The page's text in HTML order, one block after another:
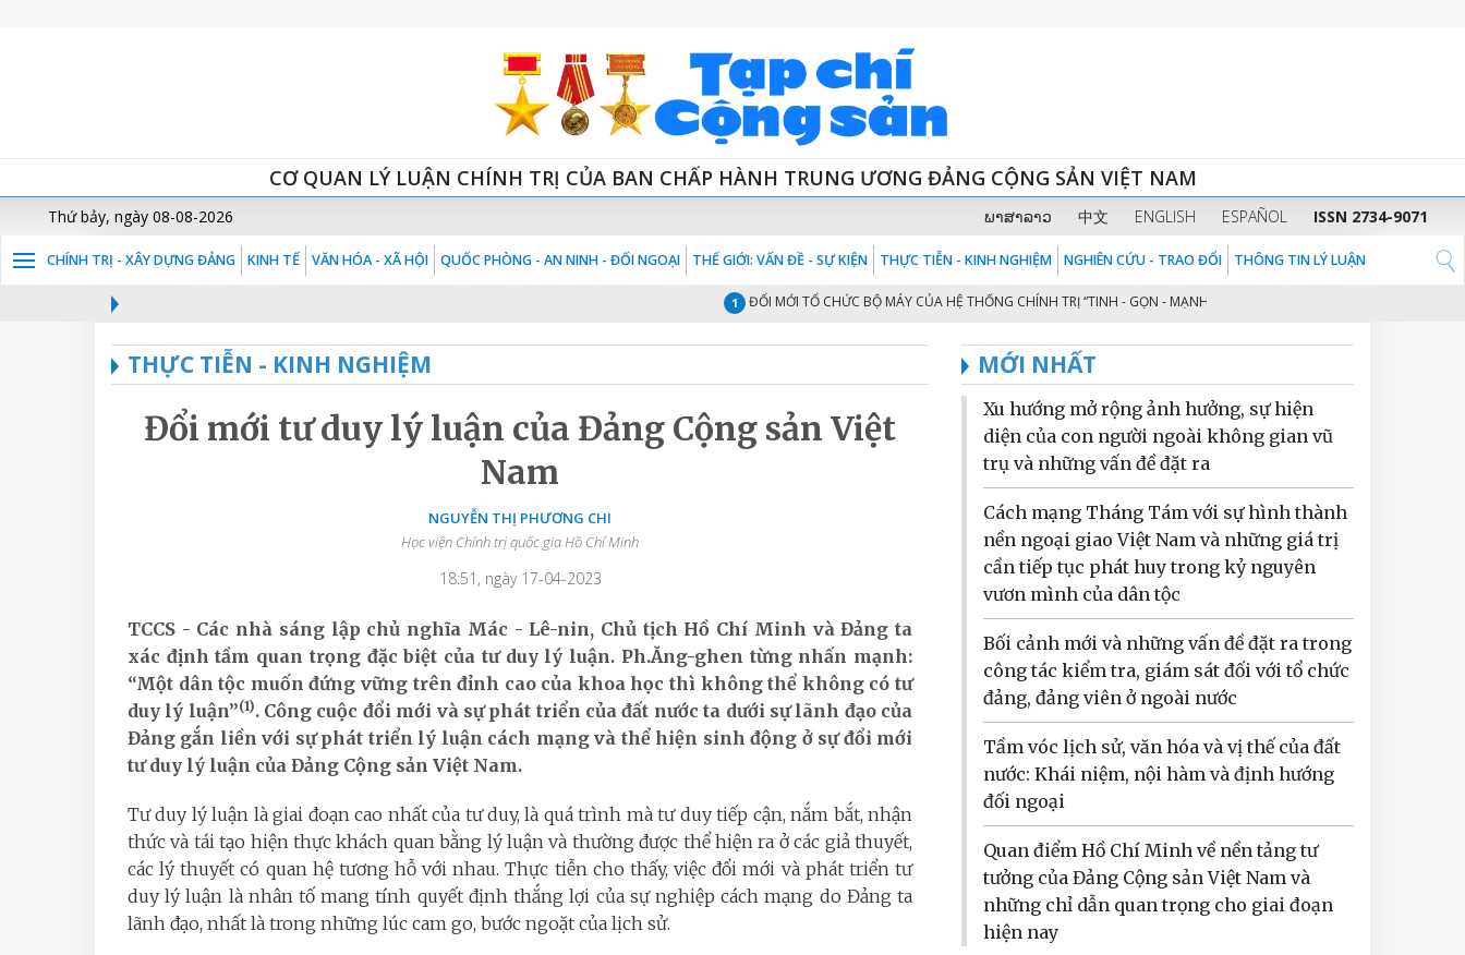
CƠ QUAN LÝ LUẬN CHÍNH TRỊ CỦA BAN CHẤP HÀNH TRUNG ƯƠNG ĐẢNG CỘNG SẢN VIỆT NAM
Thứ bảy, ngày 08-08-2026 ພາສາລາວ 中文 ENGLISH ESPAÑOL ISSN 2734-9071
CHÍNH TRỊ - XÂY DỰNG ĐẢNG KINH TẾ VĂN HÓA - XÃ HỘI QUỐC PHÒNG - AN NINH - ĐỐI NGOẠI THẾ GIỚI: VẤN ĐỀ - SỰ KIỆN THỰC TIỄN - KINH NGHIỆM NGHIÊN CỨU - TRAO ĐỔI THÔNG TIN LÝ LUẬN
ĐỔI MỚI TỔ CHỨC BỘ MÁY CỦA HỆ THỐNG CHÍNH TRỊ “TINH - GỌN - MẠNH - HIỆU NĂNG - HIỆU LỰC - HIỆU QUẢ”
THỰC TIỄN - KINH NGHIỆM
Đổi mới tư duy lý luận của Đảng Cộng sản Việt
Nam
NGUYỄN THỊ PHƯƠNG CHI
Học viện Chính trị quốc gia Hồ Chí Minh
18:51, ngày 17-04-2023
TCCS - Các nhà sáng lập chủ nghĩa Mác - Lê-nin, Chủ tịch Hồ Chí Minh và Đảng ta
xác định tầm quan trọng đặc biệt của tư duy lý luận. Ph.Ăng-ghen từng nhấn mạnh:
“Một dân tộc muốn đứng vững trên đỉnh cao của khoa học thì không thể không có tư
duy lý luận”(1). Công cuộc đổi mới và sự phát triển của đất nướcta dưới sự lãnh đạo của
Đảng gắn liền với sự phát triển lý luận cách mạng và thể hiện sinh động ở sự đổi mới
tư duy lý luận của Đảng Cộng sản Việt Nam.
Tư duy lý luận là giai đoạn cao nhất của tư duy, là quá trình mà tư duy tiếp cận, nắm bắt, nhận
thức và tái tạo hiện thực khách quan bằng lý luận và thường được thể hiện ra ở các giả thuyết,
các lý thuyết có quan hệ tương hỗ với nhau. Thực tiễn cho thấy, việc đổi mới và phát triển tư
duy lý‎ luận là nhân tố mang tính quyết định thắng lợi của sự nghiệp cách mạng do Đảng ta
lãnh đạo, nhất là trong những lúc cam go, bước ngoặt của lịch sử.
MỚI NHẤT
Xu hướng mở rộng ảnh hưởng, sự hiện
diện của con người ngoài không gian vũ
trụ và những vấn đề đặt ra
Cách mạng Tháng Tám với sự hình thành
nền ngoại giao Việt Nam và những giá trị
cần tiếp tục phát huy trong kỷ nguyên
vươn mình của dân tộc
Bối cảnh mới và những vấn đề đặt ra trong
công tác kiểm tra, giám sát đối với tổ chức
đảng, đảng viên ở ngoài nước
Tầm vóc lịch sử, văn hóa và vị thế của đất
nước: Khái niệm, nội hàm và định hướng
đối ngoại
Quan điểm Hồ Chí Minh về nền tảng tư
tưởng của Đảng Cộng sản Việt Nam và
những chỉ dẫn quan trọng cho giai đoạn
hiện nay